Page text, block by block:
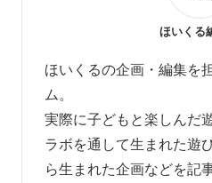
ほいくる
ほいくるの企画・編集を
ム。
実際に子どもと楽しんだ
ラボを通して生まれた遊び
ら生まれた企画などを記